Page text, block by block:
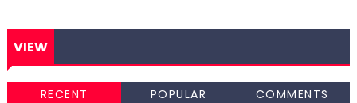
VIEW
RECENT POPULAR COMMENTS